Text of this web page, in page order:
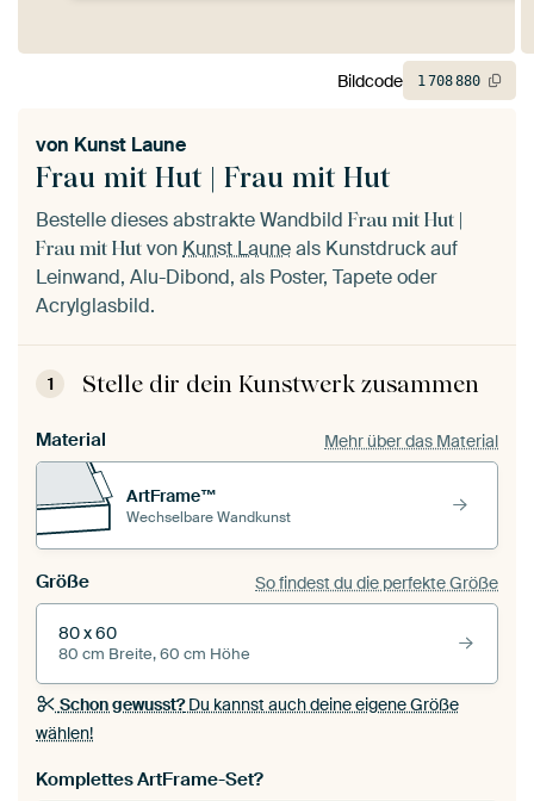
Frau mit Hut | Frau mit Hut
von Kunst Laune
Bestelle dieses abstrakte Wandbild Frau mit Hut |
Frau mit Hut vonKunst Launeals Kunstdruck auf
Leinwand, Alu-Dibond, als Poster, Tapete oder
Acrylglasbild.
1 Stelle dir dein Kunstwerk zusammen
Material Mehr über das Material
ArtFrame™
Wechselbare Wandkunst
Größe So findest du die perfekte Größe
80 x 60
80 cm Breite, 60 cm Höhe
Schon gewusst?Du kannst auch deine eigene Größe
wählen!
Komplettes ArtFrame-Set?
Bildcode 1708880